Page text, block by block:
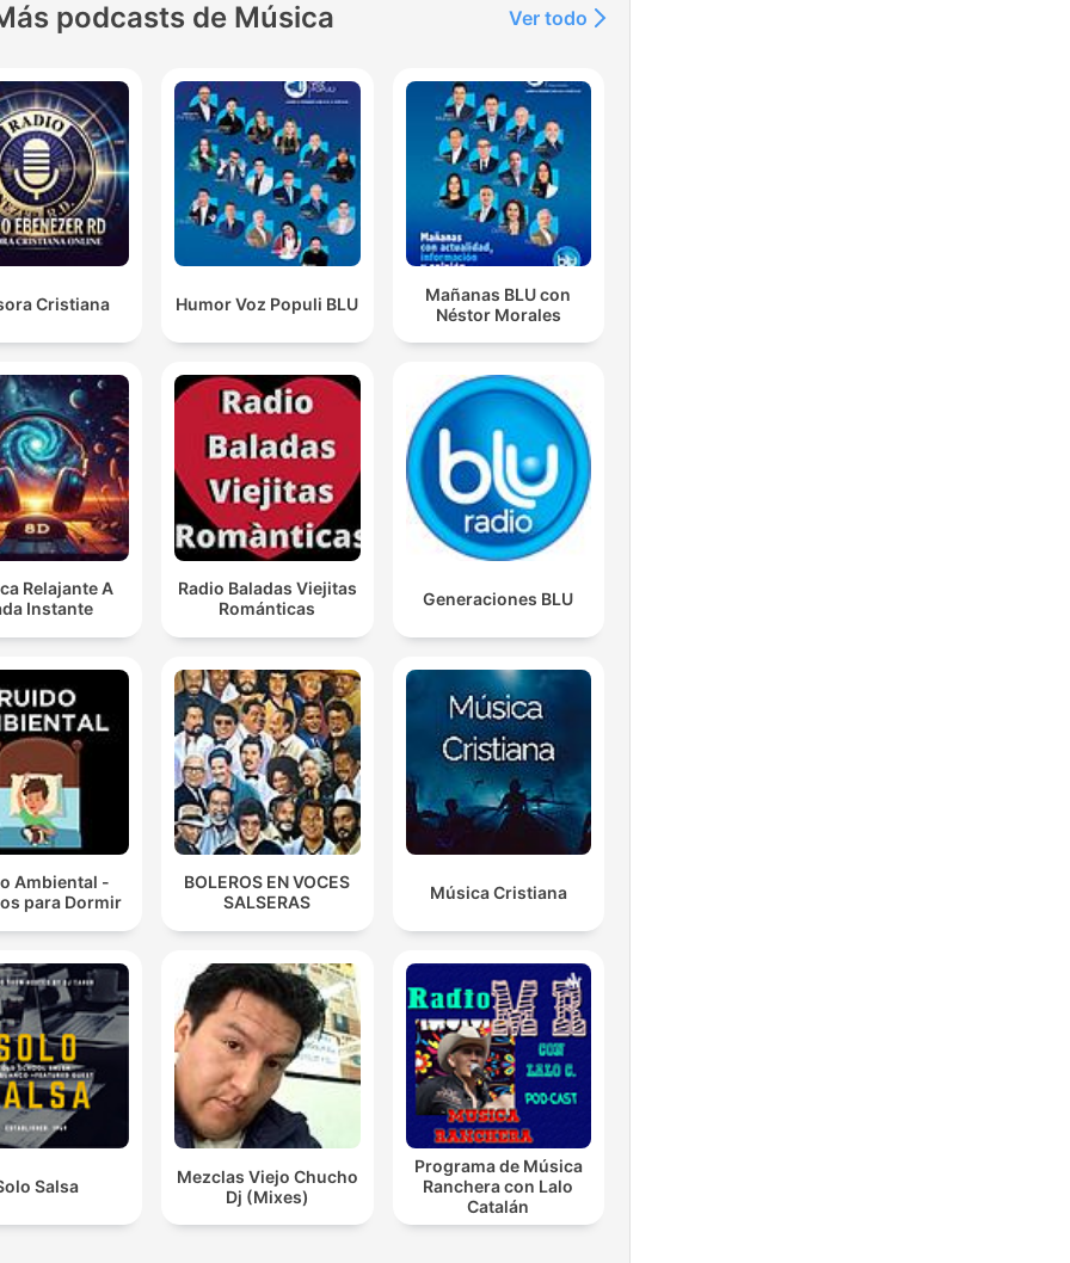
podcasts de Música Ver todo
Cristiana Humor Voz Populi BLU
Mañanas BLU con
Néstor Morales
Relajante A
Instante
Radio Baladas Viejitas
Románticas
Generaciones BLU
Ambiental -
para Dormir
BOLEROS EN VOCES
SALSERAS
Música Cristiana
Salsa
Mezclas Viejo Chucho
Dj (Mixes)
Programa de Música
Ranchera con Lalo
Catalán